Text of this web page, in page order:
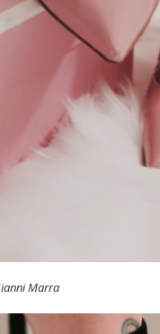
Marra